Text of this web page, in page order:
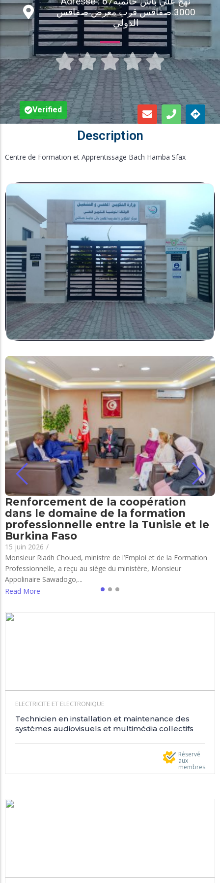
Inscription en Ligne
Bourses
Foire aux Questions
3000 صفاقس قرب معرض صفاقس
الدولي

Verified
Description
Centre de Formation et Apprentissage Bach Hamba Sfax
Renforcement de la coopération
dans le domaine de la formation
professionnelle entre la Tunisie et le
Burkina Faso
15 juin 2026 /
Monsieur Riadh Choued, ministre de l’Emploi et de la Formation
Professionnelle, a reçu au siège du ministère, Monsieur
Appolinaire Sawadogo,...
Read More
ELECTRICITE ET ELECTRONIQUE
Technicien en installation et maintenance des
systèmes audiovisuels et multimédia collectifs
Réservé
aux
membres